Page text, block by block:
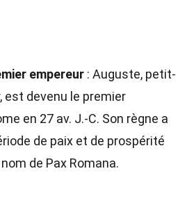
empereur : Auguste, petit-
est devenu le premier
en 27 av. J.-C. Son règne a
de paix et de prospérité
de Pax Romana.